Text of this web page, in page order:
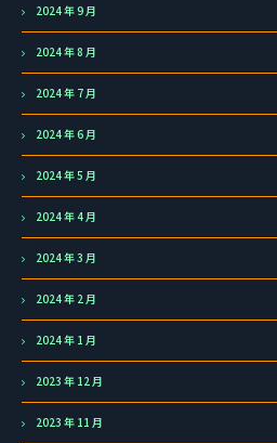
2024 年 9 月
2024 年 8 月
2024 年 7 月
2024 年 6 月
2024 年 5 月
2024 年 4 月
2024 年 3 月
2024 年 2 月
2024 年 1 月
2023 年 12 月
2023 年 11 月